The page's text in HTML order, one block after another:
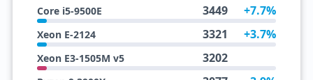
Core i5-9500E 3449 +7.7%
Xeon E-2124 3321 +3.7%
Xeon E3-1505M v5 3202